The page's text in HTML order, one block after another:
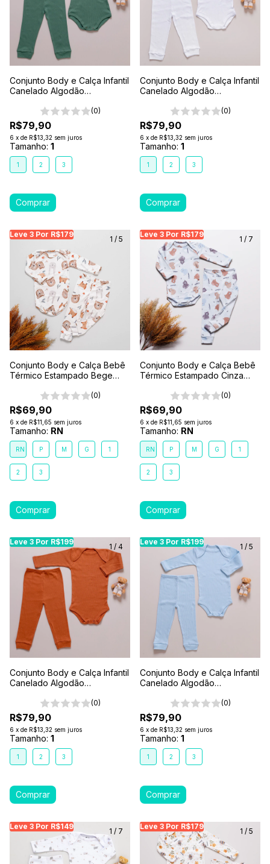
Conjunto Body e Calça Infantil
Canelado Algodão
Floresta
(0)
R$79,90
6 x de R$13,32 sem juros
Tamanho: 1
1 2 3
Conjunto Body e Calça Infantil
Canelado Algodão
(0)
R$79,90
6 x de R$13,32 sem juros
Tamanho: 1
1 2 3
Leve 3 Por R$179
Leve 3 Por R$179 Leve 3 Por R$179 Leve
1 / 5
Conjunto Body e Calça Bebê
Térmico Estampado Bege
(0)
R$69,90
6 x de R$11,65 sem juros
Tamanho: RN
RN P M G 1
2 3
Leve 3 Por R$179
Leve 3 Por R$179
1 / 7
Conjunto Body e Calça Bebê
Térmico Estampado Cinza
(0)
R$69,90
6 x de R$11,65 sem juros
Tamanho: RN
RN P M G 1
2 3
Leve 3 Por R$199
Leve 3 Por R$199 Leve 3 Por R$199 Leve
1 / 4
Conjunto Body e Calça Infantil
Canelado Algodão
Caramelo
(0)
R$79,90
6 x de R$13,32 sem juros
Tamanho: 1
1 2 3
Leve 3 Por R$199
Leve 3 Por R$199
1 / 5
Conjunto Body e Calça Infantil
Canelado Algodão
(0)
R$79,90
6 x de R$13,32 sem juros
Tamanho: 1
1 2 3
Leve 3 Por R$149
Leve 3 Por R$149 Leve 3 Por R$149 Leve
1 / 7
Leve 3 Por R$179
Leve 3 Por R$179
1 / 5